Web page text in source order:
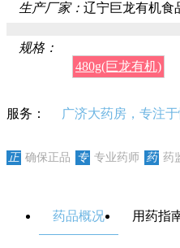
生产厂家： 辽宁巨龙有机食
规格：
480g(巨龙有机)
服务： 广济大药房，专注
正 确保正品 专 专业药师 药 药
药品概况 用药指